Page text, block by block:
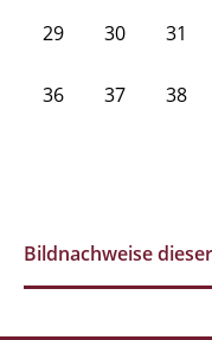
29 30 31
36 37 38
Bildnachweise